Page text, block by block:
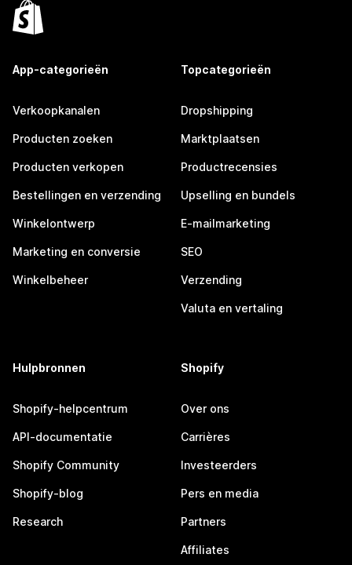
App-categorieën
Verkoopkanalen
Producten zoeken
Producten verkopen
Bestellingen en verzending
Winkelontwerp
Marketing en conversie
Winkelbeheer
Topcategorieën
Dropshipping
Marktplaatsen
Productrecensies
Upselling en bundels
E-mailmarketing
SEO
Verzending
Valuta en vertaling
Hulpbronnen
Shopify-helpcentrum
API-documentatie
Shopify Community
Shopify-blog
Research
Shopify
Over ons
Carrières
Investeerders
Pers en media
Partners
Affiliates